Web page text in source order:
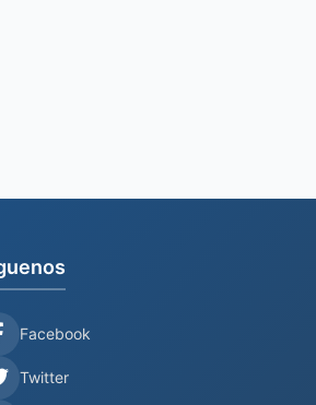
Facebook
Twitter